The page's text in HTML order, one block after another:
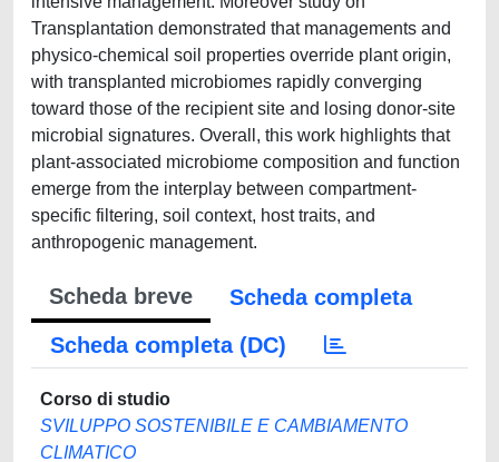
Transplantation demonstrated that managements and
physico-chemical soil properties override plant origin,
with transplanted microbiomes rapidly converging
toward those of the recipient site and losing donor-site
microbial signatures. Overall, this work highlights that
plant-associated microbiome composition and function
emerge from the interplay between compartment-
specific filtering, soil context, host traits, and
anthropogenic management.
Scheda breve
Scheda completa
Scheda completa (DC)
Corso di studio
SVILUPPO SOSTENIBILE E CAMBIAMENTO
CLIMATICO